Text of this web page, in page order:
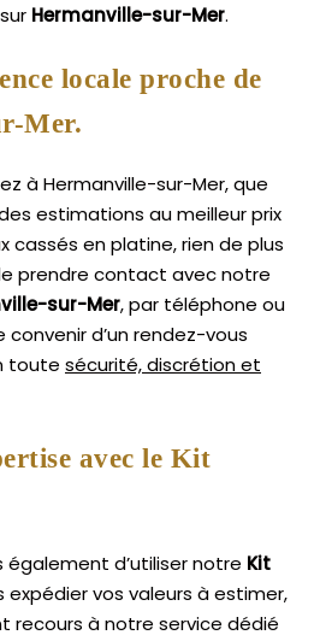
sur Hermanville-sur-Mer.
locale proche de
Mer.
à Hermanville-sur-Mer, que
estimations au meilleur prix
cassés en platine, rien de plus
prendre contact avec notre
sur-Mer, par téléphone ou
d’un rendez-vous
toute sécurité, discrétion et
avec le Kit
également d’utiliser notre Kit
vos valeurs à estimer,
recours à notre service dédié